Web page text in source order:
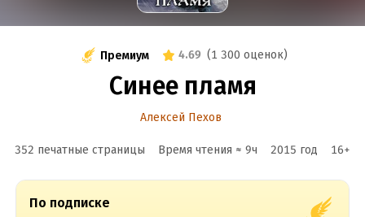
Премиум 4.69 (1 300 оценок)
Синее пламя
Алексей Пехов
352 печатные страницы Время чтения ≈ 9ч 2015 год 16+
По подписке